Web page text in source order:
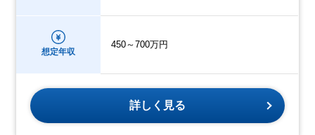
想定年収
450～700万円
詳しく見る